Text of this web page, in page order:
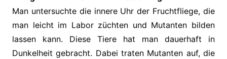
Man untersuchte die innere Uhr der Fruchtfliege, die
man leicht im Labor züchten und Mutanten bilden
lassen kann. Diese Tiere hat man dauerhaft in
Dunkelheit gebracht. Dabei traten Mutanten auf, die